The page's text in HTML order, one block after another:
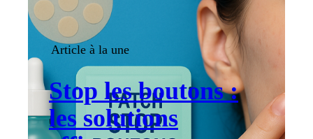
Article à la une
Stop les boutons :
les solutions